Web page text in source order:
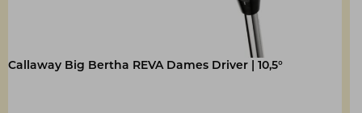
Callaway Big Bertha REVA Dames Driver | 10,5°